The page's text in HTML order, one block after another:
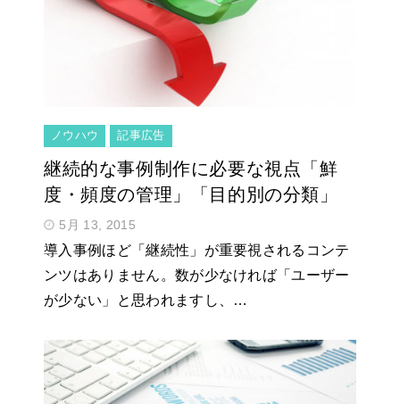
ノウハウ 記事広告
継続的な事例制作に必要な視点「鮮
度・頻度の管理」「目的別の分類」
5月 13, 2015
導入事例ほど「継続性」が重要視されるコンテ
ンツはありません。数が少なければ「ユーザー
が少ない」と思われますし、…